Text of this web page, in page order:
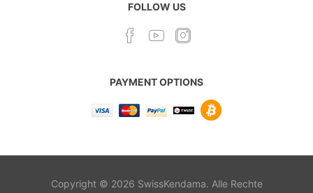
FOLLOW US
PAYMENT OPTIONS
Copyright © 2026 SwissKendama. Alle Rechte